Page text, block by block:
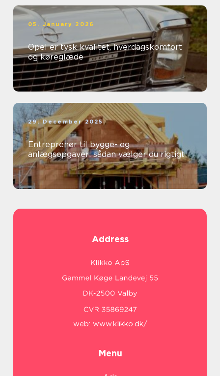
05. January 2026
Opel er tysk kvalitet, hverdagskomfort
og køreglæde
29. December 2025
Entreprenør til bygge- og
anlægsopgaver: sådan vælger du rigtigt
Address
web: www.klikko.dk/
Menu